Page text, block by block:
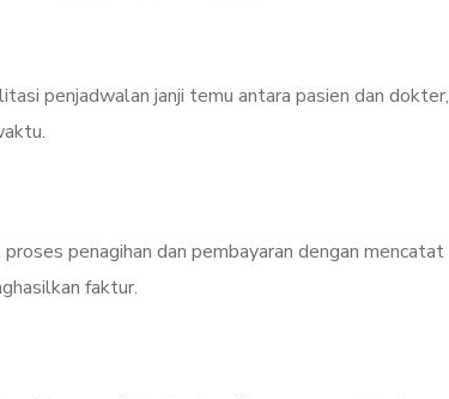
penjadwalan janji temu antara pasien dan dokter,
penagihan dan pembayaran dengan mencatat
faktur.